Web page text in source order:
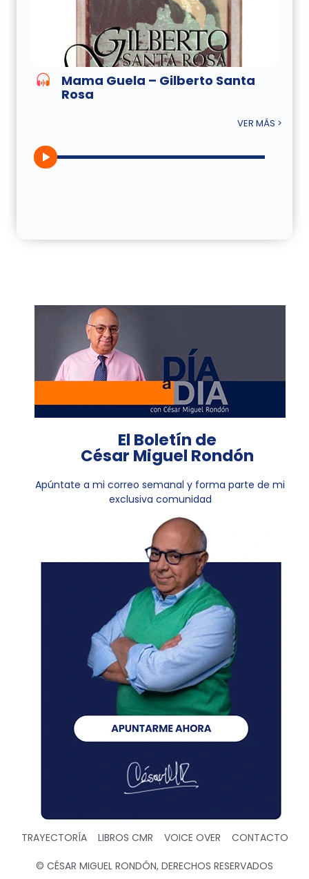
Mama Guela – Gilberto Santa
Rosa
VER MÁS >
El Boletín de
César Miguel Rondón
Apúntate a mi correo semanal y forma parte de mi
exclusiva comunidad
TRAYECTORÍA LIBROS CMR VOICE OVER CONTACTO
© CÉSAR MIGUEL RONDÓN, DERECHOS RESERVADOS